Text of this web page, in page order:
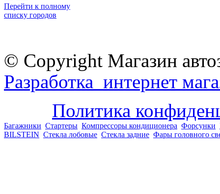
Перейти к полному
списку городов
© Copyright Магазин
Разработка интернет
Политика
Багажники Стартеры Компрессоры кондиционера Форсунки
BILSTEIN Стекла лобовые Стекла задние Фары головного